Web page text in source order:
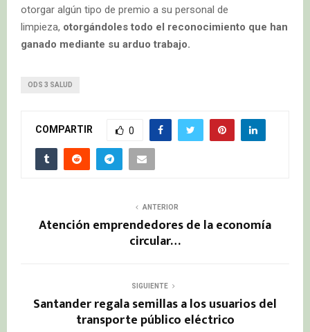
otorgar algún tipo de premio a su personal de
limpieza, otorgándoles todo el reconocimiento que han
ganado mediante su arduo trabajo.
ODS 3 SALUD
COMPARTIR 0
ANTERIOR
Atención emprendedores de la economía
circular…
SIGUIENTE
Santander regala semillas a los usuarios del
transporte público eléctrico